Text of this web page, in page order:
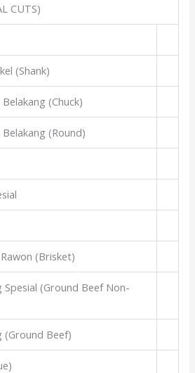
CUTS)
(Shank)
(Chuck)
(Round)
(Brisket)
Spesial (Ground Beef Non-
(Ground Beef)